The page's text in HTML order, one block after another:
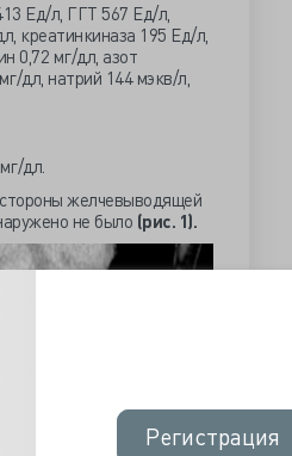
Регистрация
Регистрация
Ед/л, ГГТ 567 Ед/л,
креатинкиназа 195 Ед/л,
0,72 мг/дл, азот
дл, натрий 144 мэкв/л,
дл.
желчевыводящей
не было (рис. 1).